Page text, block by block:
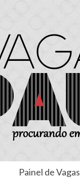
Painel de Vagas